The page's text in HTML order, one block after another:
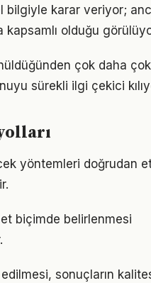
bilgiyle karar veriyor;
olduğu
çok daha çok
sürekli ilgi çekici
yöntemleri doğrudan
biçimde belirlenmesi
sonuçların